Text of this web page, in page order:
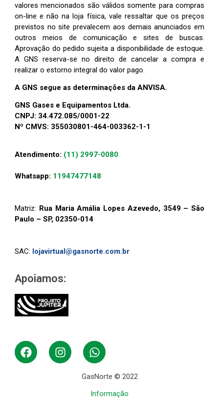
valores mencionados são válidos somente para compras
on-line e não na loja física, vale ressaltar que os preços
previstos no site prevalecem aos demais anunciados em
outros meios de comunicação e sites de buscas.
Aprovação do pedido sujeita a disponibilidade de estoque.
A GNS reserva-se no direito de cancelar a compra e
realizar o estorno integral do valor pago.
A GNS segue as determinações da ANVISA.
GNS Gases e Equipamentos Ltda.
CNPJ: 34.472.085/0001-22
Nº CMVS: 355030801-464-003362-1-1
Atendimento: (11) 2997-0080
Whatsapp: 11947477148
Matriz: Rua Maria Amália Lopes Azevedo, 3549 – São
Paulo – SP, 02350-014
SAC: lojavirtual@gasnorte.com.br
Apoiamos:
GasNorte © 2022
Informação